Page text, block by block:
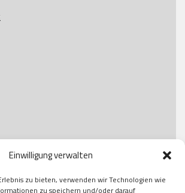
Einwilligung verwalten
zu bieten, verwenden wir Technologien wie
zu speichern und/oder darauf